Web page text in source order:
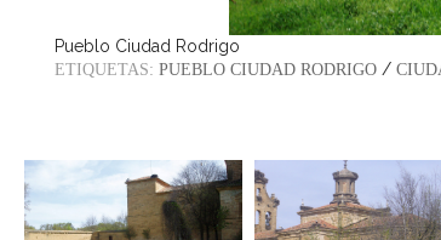
Pueblo Ciudad Rodrigo
ETIQUETAS: PUEBLO CIUDAD RODRIGO /